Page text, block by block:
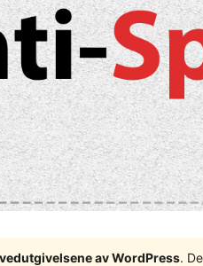
av WordPress.